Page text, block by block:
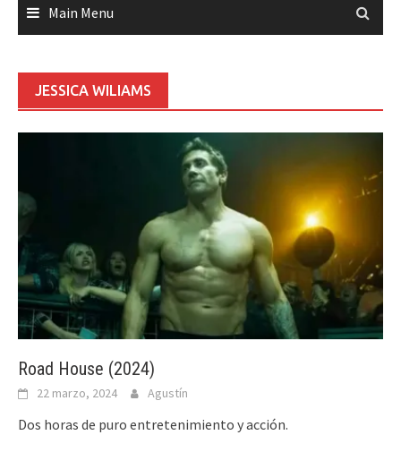
Main Menu
JESSICA WILIAMS
Road House (2024)
22 marzo, 2024 Agustín
Dos horas de puro entretenimiento y acción.